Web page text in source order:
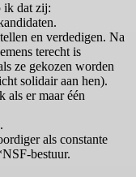
ik dat zij:
en verdedigen. Na
terecht is
ze gekozen worden
solidair aan hen).
als er maar één
als constante
bestuur.